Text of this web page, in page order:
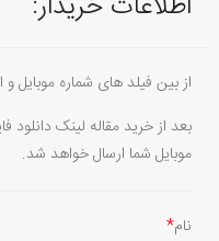
از بین فیلد های شماره موبایل
بعد از خرید مقاله لینک
موبایل شما ارسال خواهد شد.
نام